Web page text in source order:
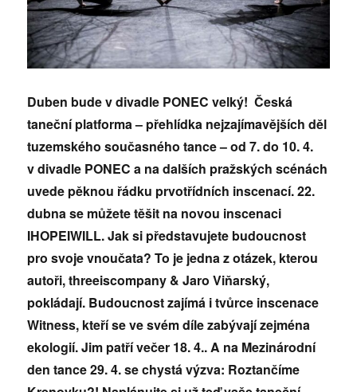
Duben bude v divadle PONEC velký! Česká
taneční platforma – přehlídka nejzajímavějších děl
tuzemského současného tance – od 7. do 10. 4.
v divadle PONEC a na dalších pražských scénách
uvede pěknou řádku prvotřídních inscenací. 22.
dubna se můžete těšit na novou inscenaci
IHOPEIWILL. Jak si představujete budoucnost
pro svoje vnoučata? To je jedna z otázek, kterou
autoři, threeiscompany & Jaro Viňarský,
pokládají. Budoucnost zajímá i tvůrce inscenace
Witness, kteří se ve svém díle zabývají zejména
ekologií. Jim patří večer 18. 4.. A na Mezinárodní
den tance 29. 4. se chystá výzva: Roztančíme